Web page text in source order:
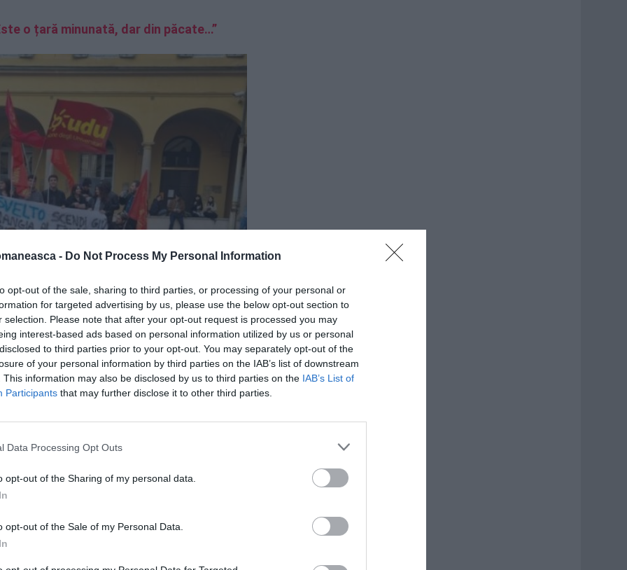
- Do Not Process My Personal Information
opt-out of the sale, sharing to third parties, or processing of your personal or
for targeted advertising by us, please use the below opt-out section to
selection. Please note that after your opt-out request is processed you may
interest-based ads based on personal information utilized by us or personal
to third parties prior to your opt-out. You may separately opt-out of the
of your personal information by third parties on the IAB’s list of downstream
This information may also be disclosed by us to third parties on the IAB’s List of
Participants that may further disclose it to other third parties.
Data Processing Opt Outs
opt-out of the Sharing of my personal data.
opt-out of the Sale of my Personal Data.
o țară minunată, dar din păcate…”
alungată din universitate
se luptă cu o tumoare de mai bine
care mama ei i-l pregătește în fiecare zi.
sau la o cafenea, pentru că trebuie
pentru Persoane cu dizabilități,
cu Giorgia și a spus că aceasta este
persistența unei „viziuni încă mioape”